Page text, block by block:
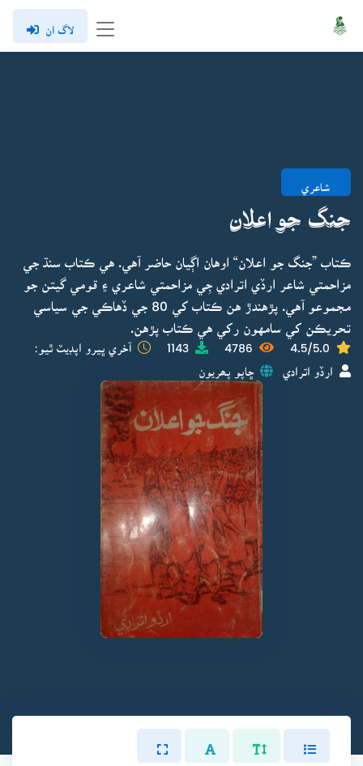
لاگ ان
شاعري
جنگ جو اعلان
ڪتاب ”جنگ جو اعلان“ اوهان اڳيان حاضر آهي. هي ڪتاب سنڌ جي
مزاحمتي شاعر ارڏي اترادي جِي مزاحمتي شاعري ۽ قومي گيتن جو
مجموعو آهي. پڙهندڙ هن ڪتاب کي 80 جي ڏهاڪي جي سياسي
تحريڪن کي سامهون رکي هي ڪتاب پڙهن.
4.5/5.0
4786
1143 آخري ڀيرو اپڊيٽ ٿيو:
ارڏو اترادي ڇاپو پھريون